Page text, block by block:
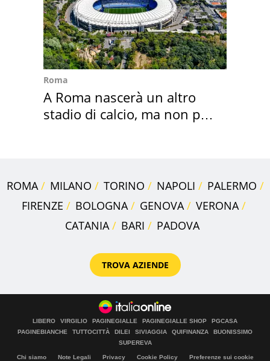
Roma
A Roma nascerà un altro
stadio di calcio, ma non per
ROMA MILANO TORINO NAPOLI
PALERMO
FIRENZE
BOLOGNA GENOVA
VERONA
CATANIA
BARI PADOVA
TROVA AZIENDE
LIBERO VIRGILIO PAGINEGIALLE PAGINEGIALLE SHOP
PGCASA
PAGINEBIANCHE
TUTTOCITTÀ DILEI SIVIAGGIA QUIFINANZA
BUONISSIMO
SUPEREVA
Chi siamo Note Legali Privacy Cookie Policy
Preferenze sui cookie